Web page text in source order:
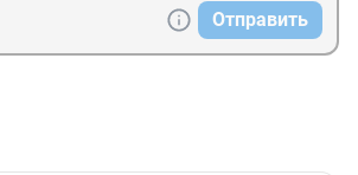
Отправить